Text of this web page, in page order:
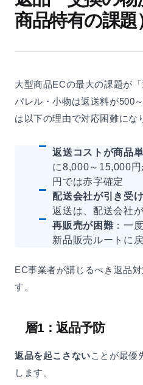
商品特有の課題
大型商品ECの最大の課題が
パレル・小物は返送料が500
は以下の理由で対応困難にな
返送コストが商品
に8,000～15,000
円では赤字確定
配送会社が引き受
返送は、配送会社
再販売が困難：一
新品販売ルートに
EC事業者が講じるべき返品
す。
層1：返品予防
返品を起こさないことが最優
します。